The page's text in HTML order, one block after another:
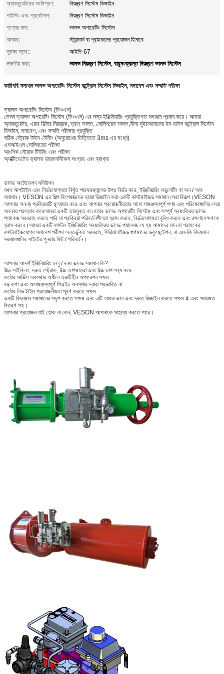
অ্যাকচুয়েটরের সংমিশ্রণ:
নিয়ন্ত্রণ সিস্টেম ডিজাইন
পাইপিং এবং প্রকৌশল:
নিয়ন্ত্রণ সিস্টেম ডিজাইন
পণ্যের নাম:
ভালভ অপারেটিং সিস্টেম
আকার:
স্ট্যান্ডার্ড বা গ্রাহকদের প্রয়োজন হিসাবে
সুরক্ষা স্তর::
আইপি-67
লক্ষণীয় করা:
ভালভ নিয়ন্ত্রণ সিস্টেম, বায়ুসংক্রান্ত নিয়ন্ত্রণ ভালভ সিস্টেম
কারিগরি সমাধান ভালভ অপারেটিং সিস্টেম কন্ট্রোল সিস্টেম ডিজাইন, সমাবেশ এবং সম্মতি পরীক্ষা
ভ্যালভ অপারেটিং সিস্টেম (ভিওএস)
ভেসন ভ্যালভ অপারেটিং সিস্টেম (ভিওএস) এর জন্য ইঞ্জিনিয়ারিং প্রযুক্তিগত সমাধান প্রদান করে। আমরা
অ্যাকচুয়েটর, এয়ার ফিল্টার নিয়ন্ত্রক, ত্রাণ ভালভ, সোলিনয়েড ভালভ,সীমা সুইচআমাদের ইন-হাউস কন্ট্রোল সিস্টেম
ডিজাইন, সমাবেশ, এবং সম্মতি পরীক্ষার প্রযুক্তি
সঠিক স্ট্রোক টাইম টেস্টিং (অনুরোধের ভিত্তিতে 3ms এর মধ্যে)
এসআইএল সোলিনয়েড পরীক্ষা
আংশিক স্ট্রোক টিউনিং এবং পরীক্ষা
অ্যাক্টিভেটেড ভ্যালভ ডায়াগনস্টিকস সংগ্রহ এবং ব্যাখ্যা
ভালভ অটোমেশন সলিউশন
যখন আপটাইম এবং নির্ভরযোগ্যতা নিখুঁত পারফরম্যান্সের উপর নির্ভর করে, ইঞ্জিনিয়ারিং মডুলেটিং বা অন / অফ
সমাধান। VESON এর শিল্প বিশেষজ্ঞদের দ্বারা ডিজাইন করা একটি কাস্টমাইজড সমাধান সেরা বিকল্প।VESON
আপনার অনন্য প্রক্রিয়াটি মূল্যায়ন করে এবং আপনার প্রয়োজনীয়তার সাথে সামঞ্জস্যপূর্ণ পণ্য এবং পরিষেবাগুলির সেরা
সমন্বয় প্রস্তাব করেআমরা একটি তারযুক্ত বা বেতার ভালভ অপারেটিং সিস্টেম এবং সম্পূর্ণ স্বয়ংক্রিয় ভালভ
প্যাকেজ সরবরাহ করতে পারি যা প্রক্রিয়া পরিবর্তনশীলতা হ্রাস করবে, নির্ভরযোগ্যতা বৃদ্ধি করবে এবং রক্ষণাবেক্ষণকে
হ্রাস করবে।আমরা একটি কাস্টম ইঞ্জিনিয়ারিং স্বয়ংক্রিয় ভালভ প্যাকেজ যে হয় আমাদের মান বা গ্রাহকের
কাস্টমাইজযোগ্য সমাবেশ পরীক্ষা অন্তর্ভুক্ত সরবরাহ, সিরিয়ালাইজড গুণমানের ডকুমেন্টেশন, বা এমনকি বিদ্যমান
সরঞ্জামগুলির সাইটের পুনরায় ফিট / পরিবর্তন।
আপনার আদর্শ ইঞ্জিনিয়ারিং চালু / বন্ধ ভালভ সমাধান কি?
উচ্চ সাইক্লিং, দ্রুত স্ট্রোক, উচ্চ তাপমাত্রা এবং উচ্চ চাপ সহ্য করে
কঠোর সার্ভিস অবস্থার অধীনে ত্রুটিহীন অপারেশন সক্ষম
বড় কণা এবং অসামঞ্জস্যপূর্ণ পিএইচ অবস্থার দ্বারা প্রভাবিত না
কঠোর লিড টাইম প্রয়োজনীয়তা পূরণ করতে সক্ষম
একটি বিদ্যমান সমাধানের সদৃশ করতে সক্ষম এবং এটি আরও ভাল এবং দ্রুত ডিজাইন করতে সক্ষম ¢ এবং সময়মত
বিতরণ সহ।
আপনার প্রয়োজন যাই হোক না কেন, VESON আপনাকে সাহায্য করতে পারে।